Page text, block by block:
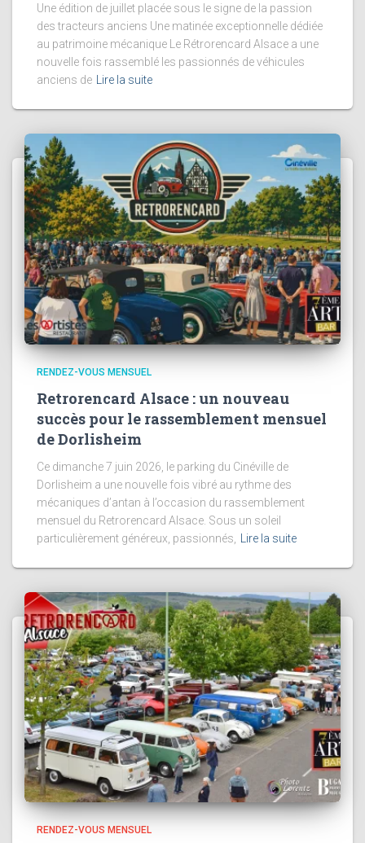
Une édition de juillet placée sous le signe de la passion
des tracteurs anciens Une matinée exceptionnelle dédiée
au patrimoine mécanique Le Rétrorencard Alsace a une
nouvelle fois rassemblé les passionnés de véhicules
anciens de
Lire la suite
RENDEZ-VOUS MENSUEL
Retrorencard Alsace : un nouveau
succès pour le rassemblement mensuel
de Dorlisheim
Ce dimanche 7 juin 2026, le parking du Cinéville de
Dorlisheim a une nouvelle fois vibré au rythme des
mécaniques d’antan à l’occasion du rassemblement
mensuel du Retrorencard Alsace. Sous un soleil
particulièrement généreux, passionnés,
Lire la suite
RENDEZ-VOUS MENSUEL